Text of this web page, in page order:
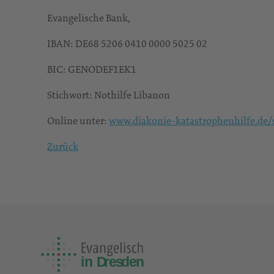
Evangelische Bank,
IBAN: DE68 5206 0410 0000 5025 02
BIC: GENODEF1EK1
Stichwort: Nothilfe Libanon
Online unter: www.diakonie-
Zurück